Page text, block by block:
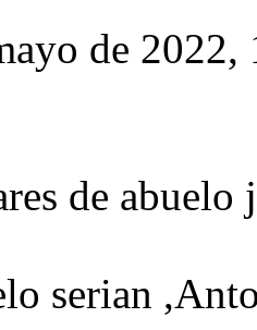
de 2022,
de abuelo
serian